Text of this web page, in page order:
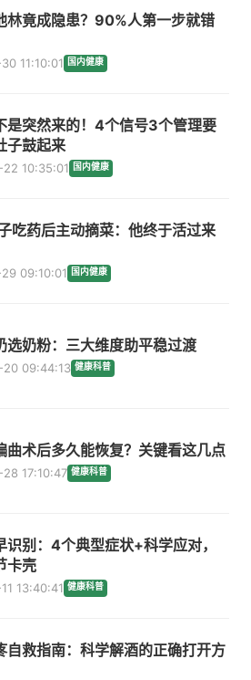
林竟成隐患？90%人第一步就错
11:10:01 国内健康
是突然来的！4个信号3个管理要
子鼓起来
10:35:01 国内健康
吃药后主动摘菜：他终于活过来
09:10:01 国内健康
选奶粉：三大维度助平稳过渡
09:44:13 健康科普
曲术后多久能恢复？关键看这几点
17:10:47 健康科普
识别：4个典型症状+科学应对，
卡壳
13:40:41 健康科普
自救指南：科学解酒的正确打开方